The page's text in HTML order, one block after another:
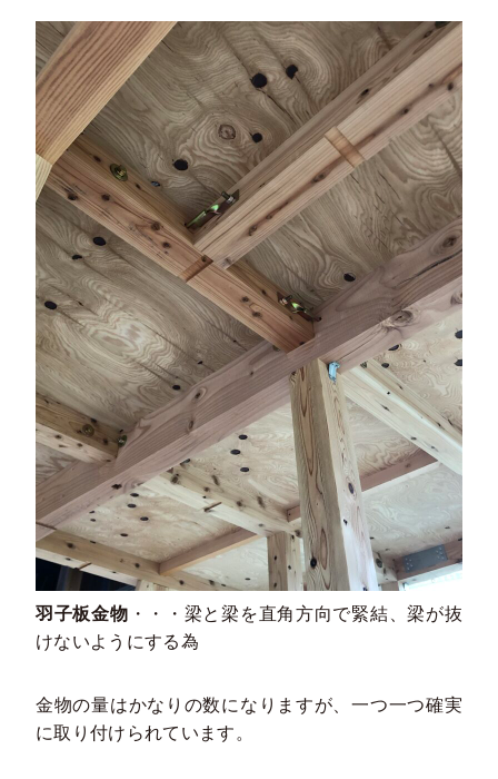
羽子板金物 ・・・梁と梁を直角方向で緊結、梁が抜
けないようにする為
金物の量はかなりの数になりますが、一つ一つ確実
に取り付けられています。